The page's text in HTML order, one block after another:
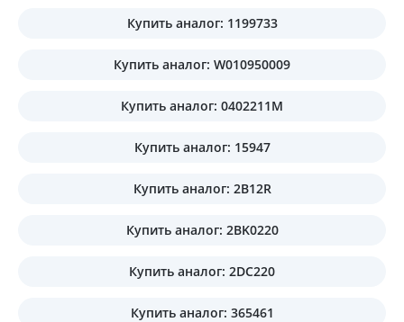
Купить аналог: 1199733
Купить аналог: W010950009
Купить аналог: 0402211M
Купить аналог: 15947
Купить аналог: 2B12R
Купить аналог: 2BK0220
Купить аналог: 2DC220
Купить аналог: 365461